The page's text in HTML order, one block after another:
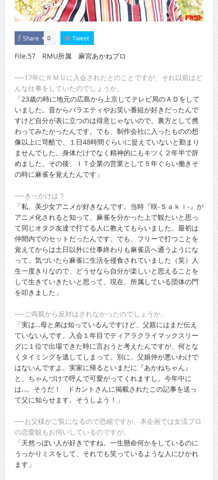
Share 0 Tweet
File.57 RMU所属 麻宮あかねプロ
──17年にＲＭＵに入会されたとのことですが、それ以前はど
んな仕事をしていたのでしょうか。
「23歳の時に地元の広島から上京してテレビ局のＡＤをして
いました。昔からバラエティやお笑い番組が好きだったんで
すけど自分が表に立つのは得意じゃないので、裏方として携
わってみたかったんです。でも、制作会社に入ったものの想
像以上に苛酷で、１日48時間ぐらいに捉えていないと勤まり
ませんでした。身体だけでなく精神的にもキツく２年半で辞
めました。その後、ＩＴ企業の営業として５年ぐらい働きそ
の時に麻雀を覚えたんです」
──きっかけは？
「私、美少女アニメが好きなんです。当時『咲-Ｓａｋｉ-』が
アニメ化されると知って、麻雀を分かった上で観たいと思っ
て同じオタク友達で打てる人に教えてもらいました。最初は
仲間内でのセットだったんです。でも、フリーで打つことを
覚えてからは土日以外に仕事終わりも麻雀店へ通うようにな
って、気づいたら麻雀に生活を侵食されていました（笑）人
生一度きりなので、どうせなら自分が楽しいと思えることを
して生きていきたいと思って、現在、所属している団体の門
を叩きました」
──ご両親から反対はされなかったのでしょうか。
「実は…母と弟は知っているんですけど、父親にはまだ伝え
ていないんです。入会１年目でティアラクライマックスリー
グに１位で出場できた時に言おうと考えたんですが、何とな
くタイミングを逃してしまって。別に、父娘仲が悪いわけで
はないんですよ。実家に帰るといまだに『あかねちゃん』
と、ちゃんづけで呼んで可愛がってくれますし。今年中に
は…。そうだ！ ドカントさんに掲載されたこの記事を送っ
て父に知らせます。そうしよう！」
──お父様がご覧になるので恐縮ですが、本企画では女流プロ
の恋愛観もお伺いしているのですが。
「天然っぽい人が好きですね。一生懸命何かをしているのに
うっかりミスをして、それでも笑っているような人にひかれ
ます」